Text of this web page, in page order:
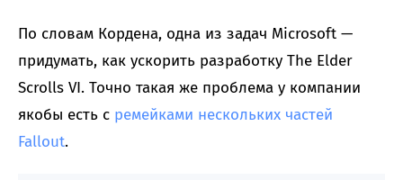
По словам Кордена, одна из задач Microsoft —
придумать, как ускорить разработку The Elder
Scrolls VI. Точно такая же проблема у компании
якобы есть с ремейками нескольких частей
Fallout.